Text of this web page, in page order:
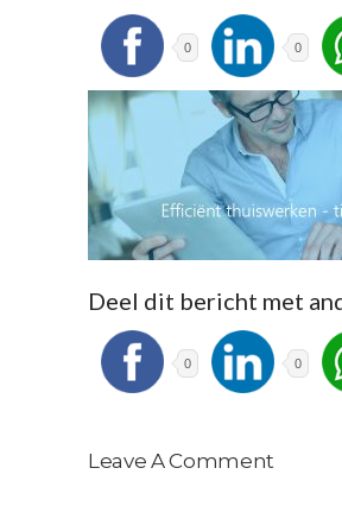
0 0
Deel dit bericht met
0 0
Leave A Comment